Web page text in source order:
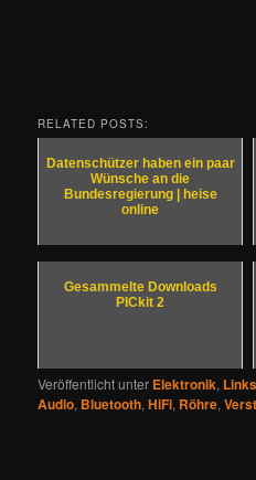
RELATED POSTS:
Datenschützer haben ein paar
Wünsche an die
Bundesregierung | heise
online
Gesammelte Downloads
PICkit 2
Veröffentlicht unter Elektronik, Links
Audio, Bluetooth,HiFi, Röhre,